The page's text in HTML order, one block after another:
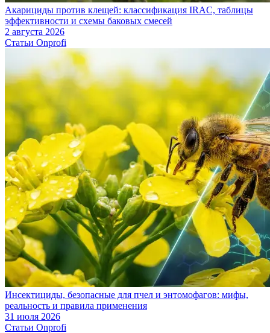
Акарициды против клещей: классификация IRAC, таблицы
эффективности и схемы баковых смесей
2 августа 2026
Статьи Onprofi
Инсектициды, безопасные для пчел и энтомофагов: мифы,
реальность и правила применения
31 июля 2026
Статьи Onprofi